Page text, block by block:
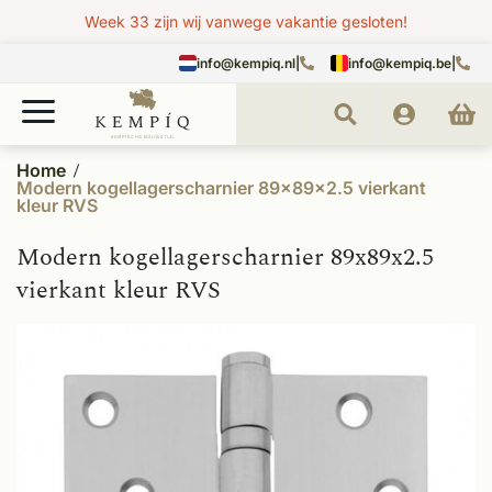
Week 33 zijn wij vanwege vakantie gesloten!
info@kempiq.nl info@kempiq.be
Home
Modern kogellagerscharnier 89x89x2.5 vierkant
kleur RVS
Modern kogellagerscharnier 89x89x2.5
vierkant kleur RVS